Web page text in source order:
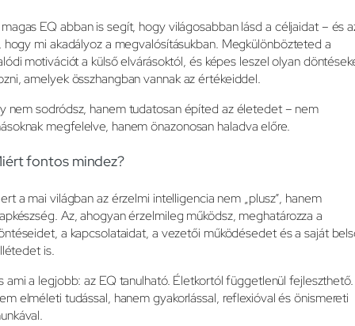
EQ abban is segít, hogy világosabban lásd a céljaidat – és
hogy mi akadályoz a megvalósításukban. Megkülönbözteted a
motivációt a külső elvárásoktól, és képes leszel olyan
amelyek összhangban vannak az értékeiddel.
nem sodródsz, hanem tudatosan építed az életedet – nem
megfelelve, hanem önazonosan haladva előre.
fontos mindez?
a mai világban az érzelmi intelligencia nem „plusz”, hanem
Az, ahogyan érzelmileg működsz, meghatározza a
a kapcsolataidat, a vezetői működésedet és a saját
is.
ami a legjobb: az EQ tanulható. Életkortól függetlenül fejleszthető.
elméleti tudással, hanem gyakorlással, reflexióval és önismereti